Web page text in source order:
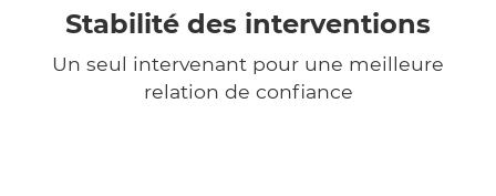
Stabilité des interventions
Un seul intervenant pour une meilleure
relation de confiance